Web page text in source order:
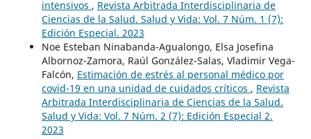
intensivos , Revista Arbitrada Interdisciplinaria de
Ciencias de la Salud. Salud y Vida: Vol. 7 Núm. 1 (7):
Edición Especial. 2023
Noe Esteban Ninabanda-Agualongo, Elsa Josefina
Albornoz-Zamora, Raúl González-Salas, Vladimir Vega-
Falcón, Estimación de estrés al personal médico por
covid-19 en una unidad de cuidados críticos , Revista
Arbitrada Interdisciplinaria de Ciencias de la Salud.
Salud y Vida: Vol. 7 Núm. 2 (7): Edición Especial 2.
2023